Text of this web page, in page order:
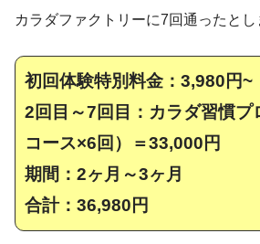
カラダファクトリーに7回通ったとし
初回体験特別料金：3,980円~
2回目～7回目：カラダ習慣プ
コース×6回）＝33,000円
期間：2ヶ月～3ヶ月
合計：36,980円